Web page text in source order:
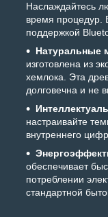
Наслаждайтесь
время процедур.
поддержкой
Натуральные
изготовлена из
хемлока. Эта
долговечна и не
настраивайте
внутреннего
обеспечивает
потреблении
стандартной